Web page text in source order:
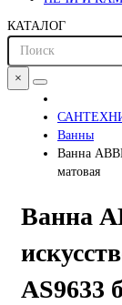
КАТАЛОГ
×
Ванны
Ванна
матовая
Ванна
AS9633